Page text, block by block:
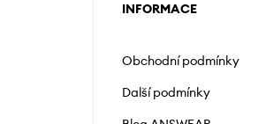
INFORMACE
Obchodní podmínky
Další podmínky